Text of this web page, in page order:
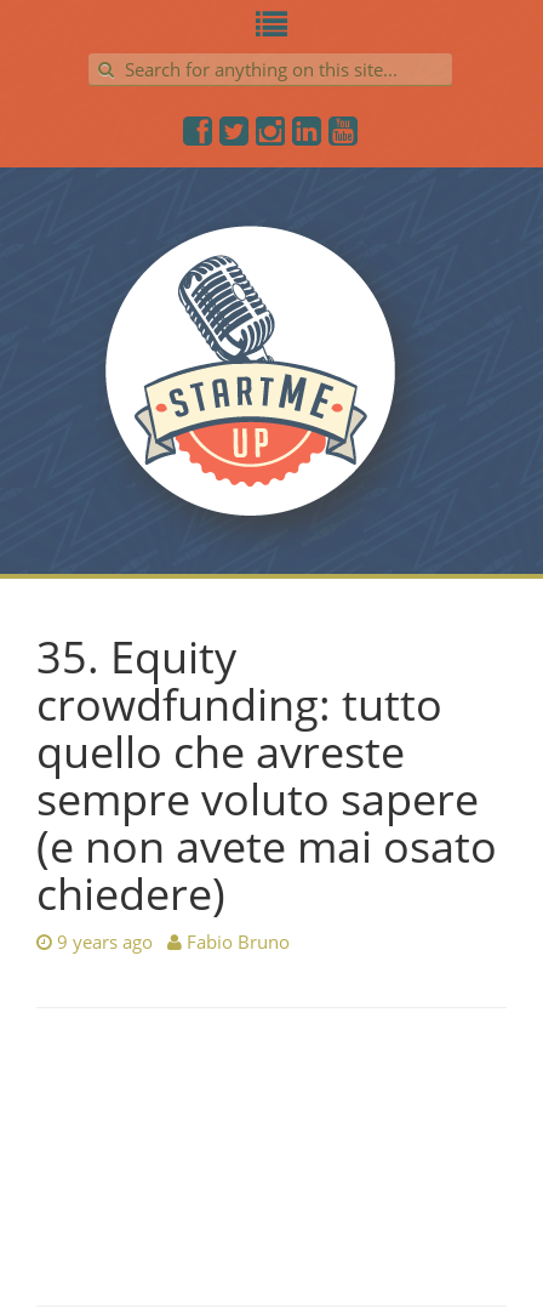
Search for:
35. Equity
crowdfunding: tutto
quello che avreste
sempre voluto sapere
(e non avete mai osato
chiedere)
9 years ago Fabio Bruno